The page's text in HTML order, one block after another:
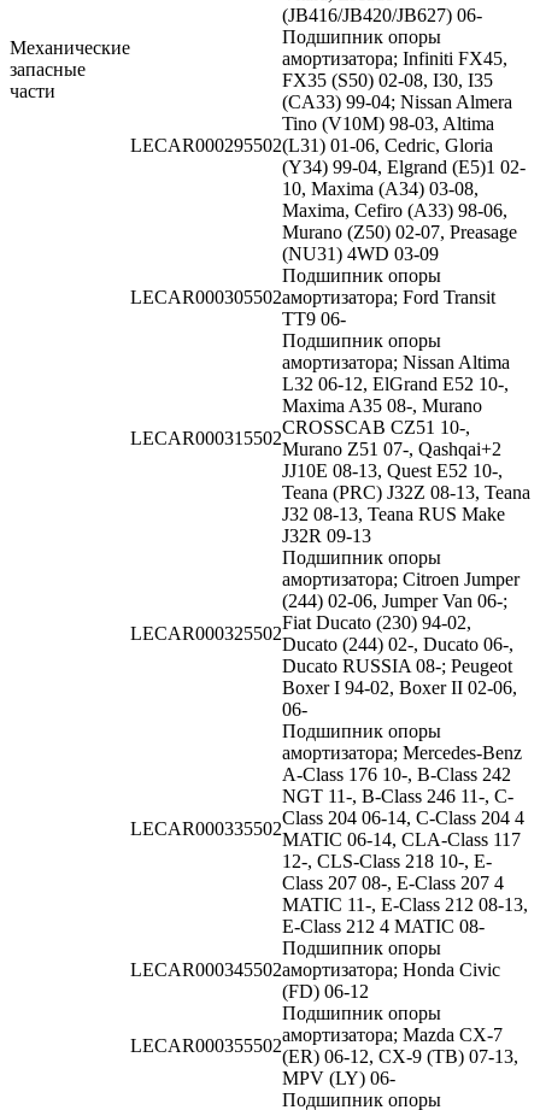
Механические
запасные
части
(JB416/JB420/JB627) 06-
LECAR000295502
Подшипник опоры
амортизатора; Infiniti FX45,
FX35 (S50) 02-08, I30, I35
(CA33) 99-04; Nissan Almera
Tino (V10M) 98-03, Altima
(L31) 01-06, Cedric, Gloria
(Y34) 99-04, Elgrand (E5)1 02-
10, Maxima (A34) 03-08,
Maxima, Cefiro (A33) 98-06,
Murano (Z50) 02-07, Preasage
(NU31) 4WD 03-09
LECAR000305502
Подшипник опоры
амортизатора; Ford Transit
TT9 06-
LECAR000315502
Подшипник опоры
амортизатора; Nissan Altima
L32 06-12, ElGrand E52 10-,
Maxima A35 08-, Murano
CROSSCAB CZ51 10-,
Murano Z51 07-, Qashqai+2
JJ10E 08-13, Quest E52 10-,
Teana (PRC) J32Z 08-13, Teana
J32 08-13, Teana RUS Make
J32R 09-13
LECAR000325502
Подшипник опоры
амортизатора; Citroen Jumper
(244) 02-06, Jumper Van 06-;
Fiat Ducato (230) 94-02,
Ducato (244) 02-, Ducato 06-,
Ducato RUSSIA 08-; Peugeot
Boxer I 94-02, Boxer II 02-06,
06-
LECAR000335502
Подшипник опоры
амортизатора; Mercedes-Benz
A-Class 176 10-, B-Class 242
NGT 11-, B-Class 246 11-, C-
Class 204 06-14, C-Class 204 4
MATIC 06-14, CLA-Class 117
12-, CLS-Class 218 10-, E-
Class 207 08-, E-Class 207 4
MATIC 11-, E-Class 212 08-13,
E-Class 212 4 MATIC 08-
LECAR000345502
Подшипник опоры
амортизатора; Honda Civic
(FD) 06-12
LECAR000355502
Подшипник опоры
амортизатора; Mazda CX-7
(ER) 06-12, CX-9 (TB) 07-13,
MPV (LY) 06-
Подшипник опоры